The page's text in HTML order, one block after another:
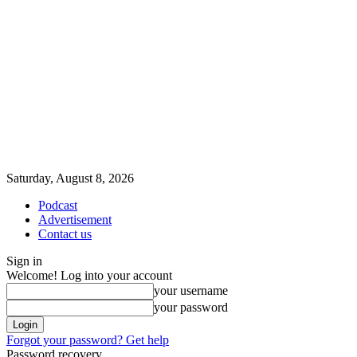
Saturday, August 8, 2026
Podcast
Advertisement
Contact us
Sign in
Welcome! Log into your account
your username
your password
Forgot your password? Get help
Password recovery